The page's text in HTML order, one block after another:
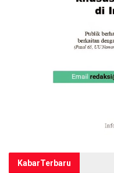
KabarTerbaru